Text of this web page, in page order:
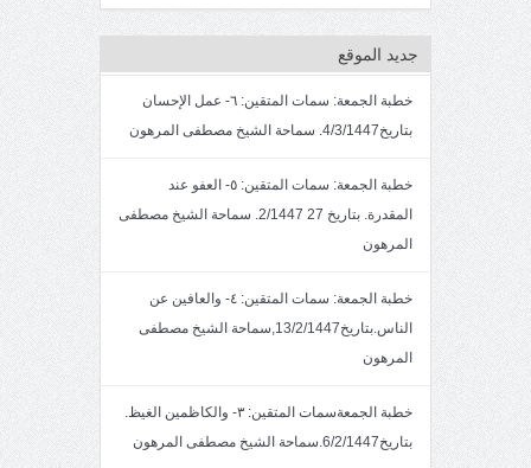
جديد الموقع
خطبة الجمعة: سمات المتقين: ٦- عمل الإحسان
بتاريخ4/3/1447. سماحة الشيخ مصطفى المرهون
خطبة الجمعة: سمات المتقين: ٥- العفو عند
المقدرة. بتاريخ 27 2/1447. سماحة الشيخ مصطفى
المرهون
خطبة الجمعة: سمات المتقين: ٤- والعافين عن
الناس.بتاريخ13/2/1447,سماحة الشيخ مصطفى
المرهون
خطبة الجمعةسمات المتقين: ٣- والكاظمين الغيظ.
بتاريخ6/2/1447.سماحة الشيخ مصطفى المرهون